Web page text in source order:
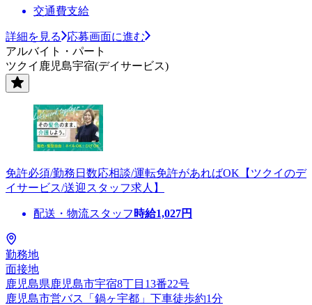
交通費支給
詳細を見る
応募画面に進む
アルバイト・パート
ツクイ鹿児島宇宿(デイサービス)
免許必須/勤務日数応相談/運転免許があればOK【ツクイのデ
イサービス/送迎スタッフ求人】
配送・物流スタッフ 時給1,027円
勤務地
面接地
鹿児島県鹿児島市宇宿8丁目13番22号
鹿児島市営バス「鍋ヶ宇都」下車徒歩約1分